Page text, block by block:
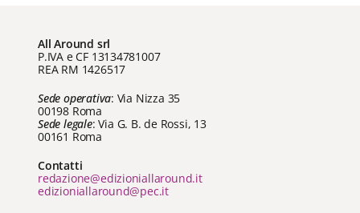
All Around srl
P.IVA e CF 13134781007
REA RM 1426517
Sede operativa: Via Nizza 35
00198 Roma
Sede legale: Via G. B. de Rossi, 13
00161 Roma
Contatti
redazione@edizioniallaround.it
edizioniallaround@pec.it